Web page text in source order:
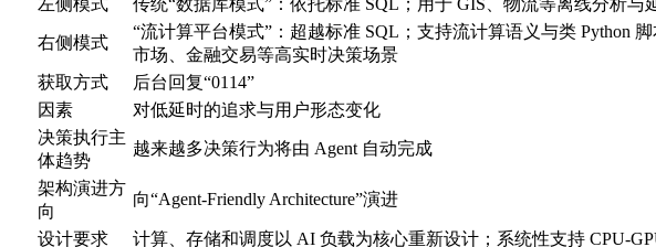
左侧模式 传统“数据库模式”：依托标准 SQL；用于 GIS、物流等离线分析与
右侧模式
“流计算平台模式”：超越标准 SQL；支持流计算语义与类 Python
市场、金融交易等高实时决策场景
获取方式 后台回复“0114”
因素 对低延时的追求与用户形态变化
决策执行主
体趋势
越来越多决策行为将由 Agent 自动完成
架构演进方
向
向“Agent-Friendly Architecture”演进
设计要求 计算、存储和调度以 AI 负载为核心重新设计；系统性支持 CPU-